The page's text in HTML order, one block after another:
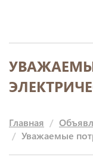
Главная
Уважаемые